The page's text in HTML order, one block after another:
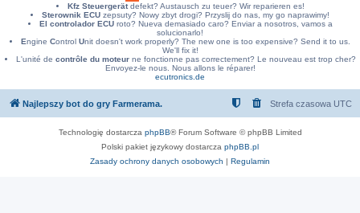
Kfz Steuergerätdefekt? Austausch zu teuer? Wir reparieren es!
Sterownik ECU zepsuty? Nowy zbyt drogi? Przyslij do nas, my go naprawimy!
El controlador ECUroto? Nueva demasiado caro? Enviar a nosotros, vamos a
solucionarlo!
Engine Control Unit doesn't work properly? The new one is too expensive? Send it to us.
We'll fix it!
L'unité de contrôle du moteurne fonctionne pas correctement? Le nouveau est trop cher?
Envoyez-le nous. Nous allons le réparer!
ecutronics.de
Najlepszy bot do gry Farmerama. Strefa czasowa UTC
Technologię dostarcza phpBB® Forum Software © phpBB Limited
Polski pakiet językowy dostarcza phpBB.pl
Zasady ochrony danych osobowych | Regulamin